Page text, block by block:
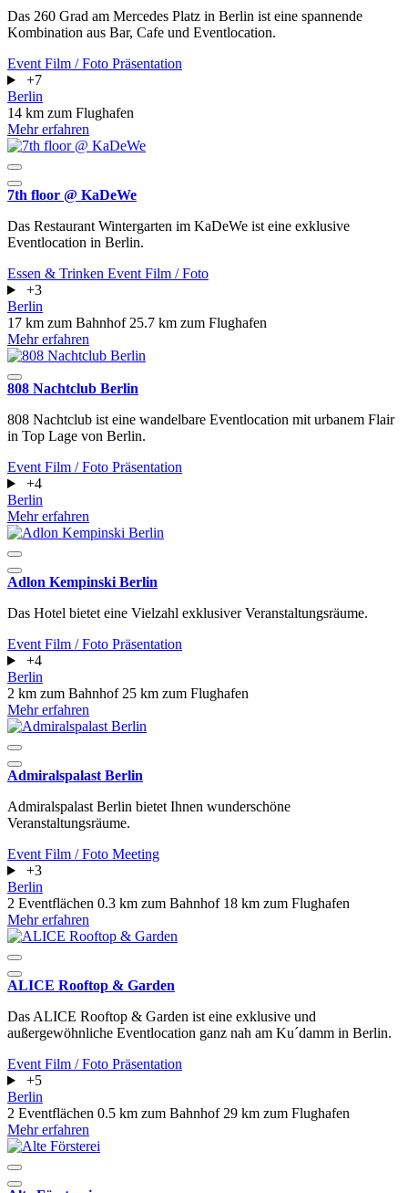
Das 260 Grad am Mercedes Platz in Berlin ist eine spannende
Kombination aus Bar, Cafe und Eventlocation.
Event Film / Foto Präsentation
+7
Berlin
14 km zum Flughafen
Mehr erfahren
7th floor @ KaDeWe
Das Restaurant Wintergarten im KaDeWe ist eine exklusive
Eventlocation in Berlin.
Essen & Trinken Event Film / Foto
+3
Berlin
17 km zum Bahnhof 25.7 km zum Flughafen
Mehr erfahren
808 Nachtclub Berlin
808 Nachtclub ist eine wandelbare Eventlocation mit urbanem Flair
in Top Lage von Berlin.
Event Film / Foto Präsentation
+4
Berlin
Mehr erfahren
Adlon Kempinski Berlin
Das Hotel bietet eine Vielzahl exklusiver Veranstaltungsräume.
Event Film / Foto Präsentation
+4
Berlin
2 km zum Bahnhof 25 km zum Flughafen
Mehr erfahren
Admiralspalast Berlin
Admiralspalast Berlin bietet Ihnen wunderschöne
Veranstaltungsräume.
Event Film / Foto Meeting
+3
Berlin
2 Eventflächen 0.3 km zum Bahnhof 18 km zum Flughafen
Mehr erfahren
ALICE Rooftop & Garden
Das ALICE Rooftop & Garden ist eine exklusive und
außergewöhnliche Eventlocation ganz nah am Ku´damm in Berlin.
Event Film / Foto Präsentation
+5
Berlin
2 Eventflächen 0.5 km zum Bahnhof 29 km zum Flughafen
Mehr erfahren